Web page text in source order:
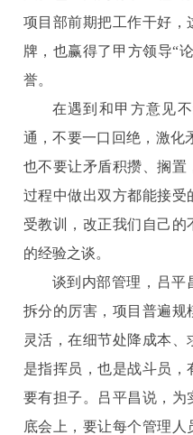
项目部前期把工作干好，
牌，也赢得了甲方领导“
誉。
在遇到和甲方意见
通，不要一口回绝，激化
也不要让矛盾积攒、搁置
过程中做出双方都能接受
受教训，改正我们自己的
的经验之谈。
谈到内部管理，吕平
拆分的厉害，项目普遍规
灵活，在细节处降成本
是指挥员，也是战斗员，
要有担子。吕平昌说，为
底会上，要让每个管理